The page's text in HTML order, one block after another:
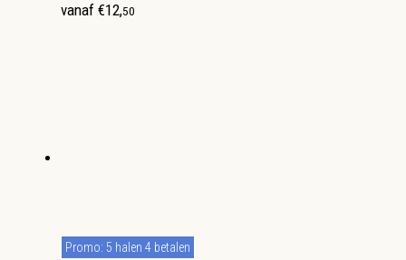
vanaf €12,50
Promo: 5 halen 4 betalen